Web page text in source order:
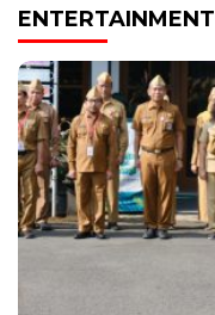
ENTERTAINMENT